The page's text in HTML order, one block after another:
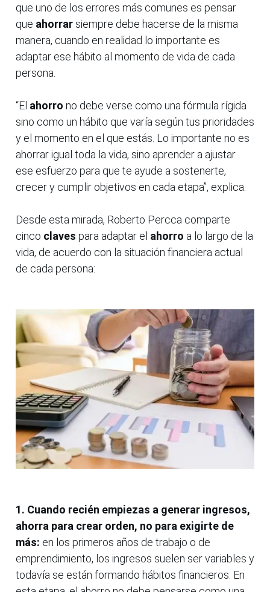
que uno de los errores más comunes es pensar
que ahorrar siempre debe hacerse de la misma
manera, cuando en realidad lo importante es
adaptar ese hábito al momento de vida de cada
persona.
“El ahorro no debe verse como una fórmula rígida
sino como un hábito que varía según tus prioridades
y el momento en el que estás. Lo importante no es
ahorrar igual toda la vida, sino aprender a ajustar
ese esfuerzo para que te ayude a sostenerte,
crecer y cumplir objetivos en cada etapa”, explica.
Desde esta mirada, Roberto Percca comparte
cinco claves para adaptar el ahorro a lo largo de la
vida, de acuerdo con la situación financiera actual
de cada persona:
1. Cuando recién empiezas a generar ingresos,
ahorra para crear orden, no para exigirte de
más: en los primeros años de trabajo o de
emprendimiento, los ingresos suelen ser variables y
todavía se están formando hábitos financieros. En